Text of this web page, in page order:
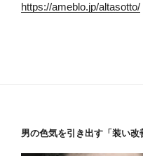
https://ameblo.jp/altasotto/
男の色気を引き出す「装い改